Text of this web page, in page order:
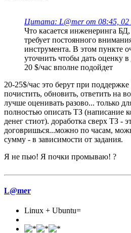
Цитата: L@mer от 08:45, 02
Что касается инженеринга
требует постоянного
инструмента. В этом пункте
уточнить чтобы дать оценку в
20 $/час вполне подойдет
20-25$/час это берут при
почистить, обновить, ответить на
лучше оценивать разово... только
полностью описать ТЗ (написание
денег стиот). доработка сверх ТЗ -
договришься...можно по часам,
сумму - в зависимости от задания.
Я не пью! Я почки промываю! ?
L@mer
Linux + Ubuntu=